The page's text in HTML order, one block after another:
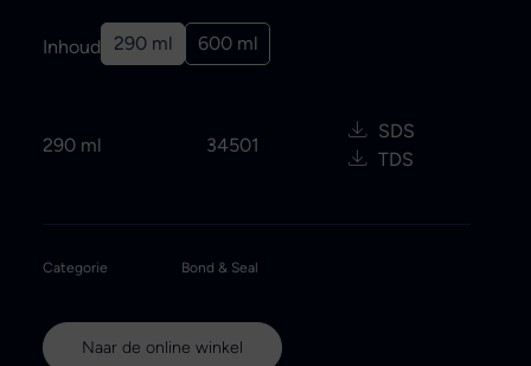
Inhoud 290 ml 600 ml
290 ml 34501
SDS
TDS
Categorie Bond & Seal
Naar de online winkel